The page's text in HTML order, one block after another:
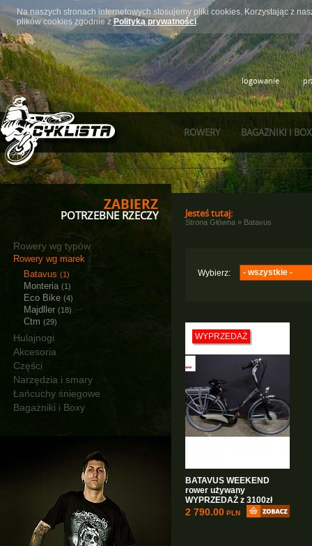
Na naszych stronach internetowych stosujemy pliki cookies. Korzystając z
plików cookies zgodnie zPolityką prywatności.
logowanie
BAGAŻNIKI I
ROWERY
ZABIERZ
POTRZEBNE RZECZY
Rowery wg typów
Rowery wg marek
Batavus (1)
Monteria (1)
Eco Bike (4)
Majdller (18)
Ctm (29)
Hulajnogi
Akcesoria
Części
Narzędzia i smary
Łańcuchy śniegowe
Bagażniki i Boxy
Jesteś tutaj:
Strona Główna » Batavus
Wybierz: - wszystkie -
WYPRZEDAŻ
BATAVUS WEEKEND
rower używany
WYPRZEDAŻ z 3100zł
2 790.00 PLN